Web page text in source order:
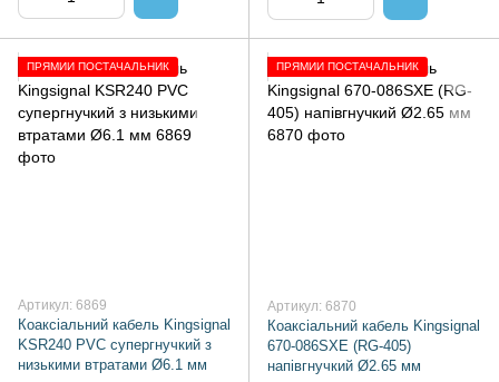
ПРЯМИЙ ПОСТАЧАЛЬНИК
Артикул: 6869
Коаксіальний кабель Kingsignal
KSR240 PVC супергнучкий з
низькими втратами Ø6.1 мм
ПРЯМИЙ ПОСТАЧАЛЬНИК
Артикул: 6870
Коаксіальний кабель Kingsignal
670-086SXE (RG-405)
напівгнучкий Ø2.65 мм